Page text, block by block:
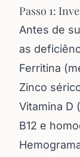
Passo 1:
Antes de
as
Ferritina
Zinco
Vitamina D
B12 e